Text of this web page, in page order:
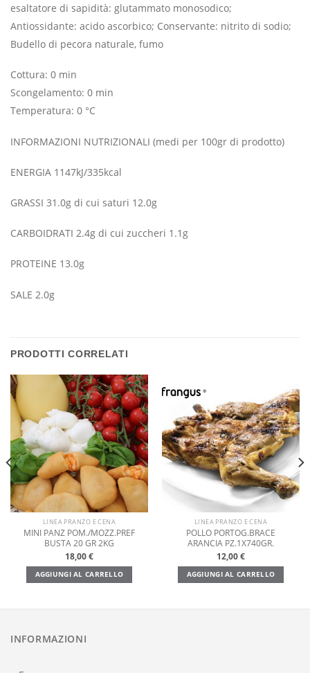
esaltatore di sapidità: glutammato monosodico;
Antiossidante: acido ascorbico; Conservante: nitrito di sodio;
Budello di pecora naturale, fumo
Cottura: 0 min
Scongelamento: 0 min
Temperatura: 0 °C
INFORMAZIONI NUTRIZIONALI (medi per 100gr di prodotto)
ENERGIA 1147kJ/335kcal
GRASSI 31.0g di cui saturi 12.0g
CARBOIDRATI 2.4g di cui zuccheri 1.1g
PROTEINE 13.0g
SALE 2.0g
PRODOTTI CORRELATI
LINEA PRANZO E CENA
MINI PANZ POM./MOZZ.PREF
BUSTA 20 GR 2KG
18,00€
AGGIUNGI AL CARRELLO
LINEA PRANZO E CENA
POLLO PORTOG.BRACE
ARANCIA PZ.1X740GR.
12,00€
AGGIUNGI AL CARRELLO
INFORMAZIONI